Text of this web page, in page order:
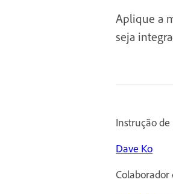
Aplique a
seja
Instrução de
Dave Ko
Colaborador